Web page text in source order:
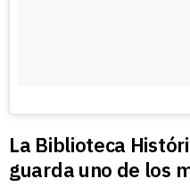
La Biblioteca
guarda uno de los